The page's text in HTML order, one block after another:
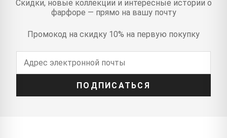
Скидки, новые коллекции и интересные истории о
фарфоре — прямо на вашу почту
Промокод на скидку 10% на первую покупку
ПОДПИСАТЬСЯ